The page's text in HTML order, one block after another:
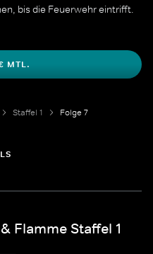
bis die Feuerwehr eintrifft.
MTL.
Staffel 1 Folge 7
Flamme Staffel 1